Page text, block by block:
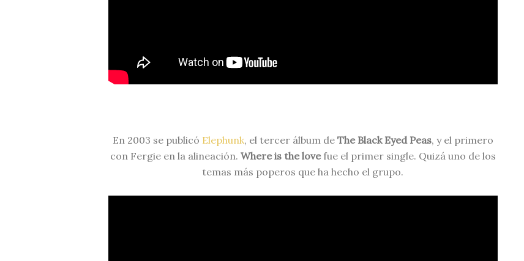
En 2003 se publicó Elephunk, el tercer álbum de The Black Eyed Peas, y el primero
con Fergie en la alineación. Where is the lovefue el primer single. Quizá uno de los
temas más poperos que ha hecho el grupo.